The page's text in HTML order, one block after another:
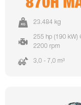
870H
23.484 kg
255 hp (190 kW)
2200 rpm
3,0 - 7,0 m³